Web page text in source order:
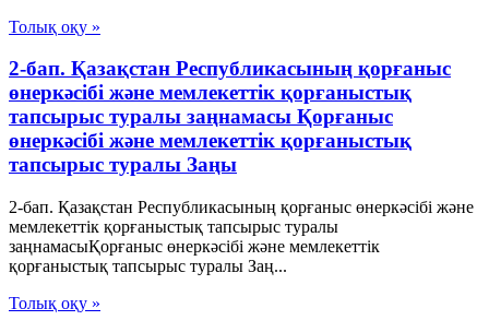
Толық оқу »
2-бап. Қазақстан Республикасының қорғаныс
өнеркәсібі және мемлекеттік қорғаныстық
тапсырыс туралы заңнамасы Қорғаныс
өнеркәсібі және мемлекеттік қорғаныстық
тапсырыс туралы Заңы
2-бап. Қазақстан Республикасының қорғаныс өнеркәсібі және
мемлекеттік қорғаныстық тапсырыс туралы
заңнамасыҚорғаныс өнеркәсібі және мемлекеттік
қорғаныстық тапсырыс туралы Заң...
Толық оқу »